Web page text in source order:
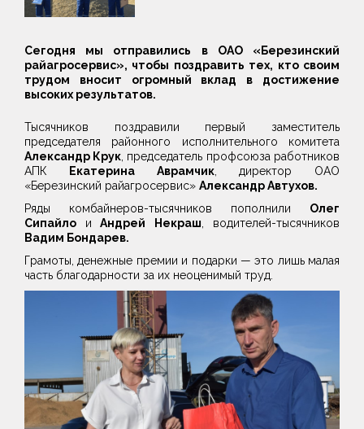
Сегодня мы отправились в ОАО «Березинский
райагросервис», чтобы поздравить тех, кто своим
трудом вносит огромный вклад в достижение
высоких результатов.
Тысячников поздравили первый заместитель
председателя районного исполнительного комитета
Александр Крук , председатель профсоюза работников
АПК Екатерина Аврамчик, директор ОАО
«Березинский райагросервис» Александр Автухов.
Ряды комбайнеров-тысячников пополнили Олег
Сипайло и Андрей Некраш , водителей-тысячников
Вадим Бондарев.
Грамоты, денежные премии и подарки — это лишь малая
часть благодарности за их неоценимый труд.